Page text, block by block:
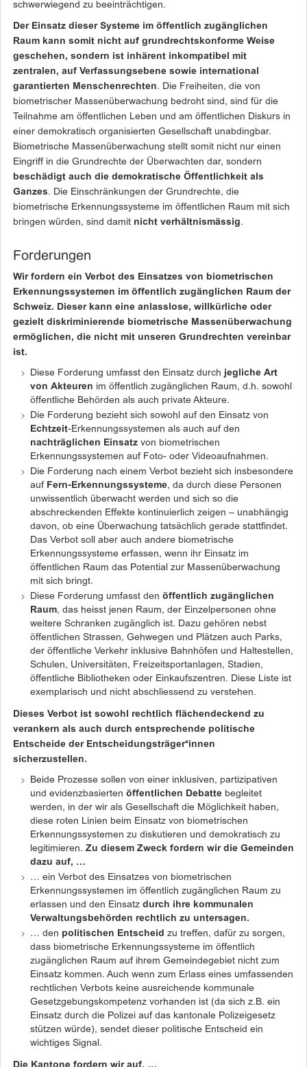
schwerwiegend zu beeinträchtigen.
Der Einsatz dieser Systeme im öffentlich zugänglichen
Raum kann somit nicht auf grundrechtskonforme Weise
geschehen, sondern ist inhärent inkompatibel mit
zentralen, auf Verfassungsebene sowie international
garantierten Menschenrechten. Die Freiheiten, die von
biometrischer Massenüberwachung bedroht sind, sind für die
Teilnahme am öffentlichen Leben und am öffentlichen Diskurs in
einer demokratisch organisierten Gesellschaft unabdingbar.
Biometrische Massenüberwachung stellt somit nicht nur einen
Eingriff in die Grundrechte der Überwachten dar, sondern
beschädigt auch die demokratische Öffentlichkeit als
Ganzes. Die Einschränkungen der Grundrechte, die
biometrische Erkennungssysteme im öffentlichen Raum mit sich
bringen würden, sind damit nicht verhältnismässig.
Forderungen
Wir fordern ein Verbot des Einsatzes von biometrischen
Erkennungssystemen im öffentlich zugänglichen Raum der
Schweiz. Dieser kann eine anlasslose, willkürliche oder
gezielt diskriminierende biometrische Massenüberwachung
ermöglichen, die nicht mit unseren Grundrechten vereinbar
ist.
Diese Forderung umfasst den Einsatz durch jegliche Art
von Akteuren im öffentlich zugänglichen Raum, d.h. sowohl
öffentliche Behörden als auch private Akteure.
Die Forderung bezieht sich sowohl auf den Einsatz von
Echtzeit-Erkennungssystemen als auch auf den
nachträglichen Einsatz von biometrischen
Erkennungssystemen auf Foto- oder Videoaufnahmen.
Die Forderung nach einem Verbot bezieht sich insbesondere
auf Fern-Erkennungssysteme, da durch diese Personen
unwissentlich überwacht werden und sich so die
abschreckenden Effekte kontinuierlich zeigen – unabhängig
davon, ob eine Überwachung tatsächlich gerade stattfindet.
Das Verbot soll aber auch andere biometrische
Erkennungssysteme erfassen, wenn ihr Einsatz im
öffentlichen Raum das Potential zur Massenüberwachung
mit sich bringt.
Diese Forderung umfasst den öffentlich zugänglichen
Raum, das heisst jenen Raum, der Einzelpersonen ohne
weitere Schranken zugänglich ist. Dazu gehören nebst
öffentlichen Strassen, Gehwegen und Plätzen auch Parks,
der öffentliche Verkehr inklusive Bahnhöfen und Haltestellen,
Schulen, Universitäten, Freizeitsportanlagen, Stadien,
öffentliche Bibliotheken oder Einkaufszentren. Diese Liste ist
exemplarisch und nicht abschliessend zu verstehen.
Dieses Verbot ist sowohl rechtlich flächendeckend zu
verankern als auch durch entsprechende politische
Entscheide der Entscheidungsträger*innen
sicherzustellen.
Beide Prozesse sollen von einer inklusiven, partizipativen
und evidenzbasierten öffentlichen Debatte begleitet
werden, in der wir als Gesellschaft die Möglichkeit haben,
diese roten Linien beim Einsatz von biometrischen
Erkennungssystemen zu diskutieren und demokratisch zu
legitimieren. Zu diesem Zweck fordern wir die Gemeinden
dazu auf, …
… ein Verbot des Einsatzes von biometrischen
Erkennungssystemen im öffentlich zugänglichen Raum zu
erlassen und den Einsatz durch ihre kommunalen
Verwaltungsbehörden rechtlich zu untersagen.
… den politischen Entscheid zu treffen, dafür zu sorgen,
dass biometrische Erkennungssysteme im öffentlich
zugänglichen Raum auf ihrem Gemeindegebiet nicht zum
Einsatz kommen. Auch wenn zum Erlass eines umfassenden
rechtlichen Verbots keine ausreichende kommunale
Gesetzgebungskompetenz vorhanden ist (da sich z.B. ein
Einsatz durch die Polizei auf das kantonale Polizeigesetz
stützen würde), sendet dieser politische Entscheid ein
wichtiges Signal.